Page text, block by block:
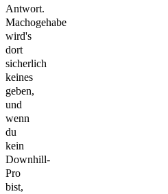
Antwort.
Machogehabe
wird's
dort
sicherlich
keines
geben,
und
wenn
du
kein
Downhill-
Pro
bist,